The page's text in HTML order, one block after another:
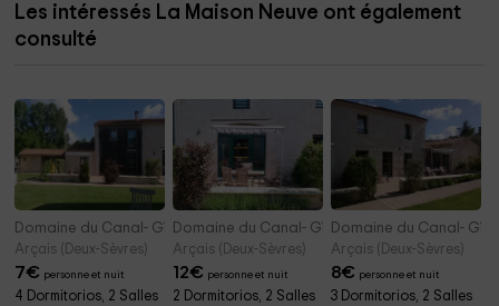
Les intéressés La Maison Neuve ont également
consulté
Domaine du Canal- Gîte de La Broue
Arçais (Deux-Sèvres)
7€ personne et nuit
4 Dormitorios, 2 Salles
Domaine du Canal- Gîte de La Grange
Arçais (Deux-Sèvres)
12€ personne et nuit
2 Dormitorios, 2 Salles
Domaine du Canal- Gîte
Arçais (Deux-Sèvres)
8€ personne et nuit
3 Dormitorios, 2 Salles